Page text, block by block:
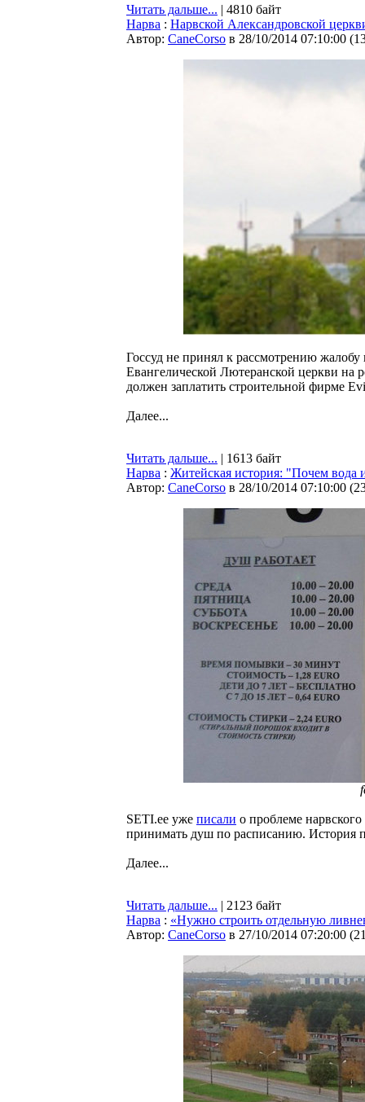
Читать дальше... | 4810 байт
Нарва : Нарвской Александровской
Автор: CaneCorso в 28/10/2014 07:10:00 (
Госсуд не принял к рассмотрению
Евангелической Лютеранской церкви на
должен заплатить строительной фирме
Далее...
Читать дальше... | 1613 байт
Нарва : Житейская история: "Почем вода
Автор: CaneCorso в 28/10/2014 07:10:00 (
SETI.ee уже писали о проблеме
принимать душ по расписанию. История
Далее...
Читать дальше... | 2123 байт
Нарва : «Нужно строить отдельную
Автор: CaneCorso в 27/10/2014 07:20:00 (